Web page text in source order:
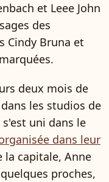
et Leee John
des
Cindy Bruna et
deux mois de
les studios de
uni dans le
dans leur
la capitale, Anne
proches,